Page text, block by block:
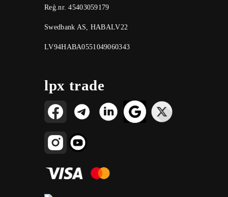
Reģ.nr. 45403059179
Swedbank AS, HABALV22
LV94HABA0551049060343
lpx trade